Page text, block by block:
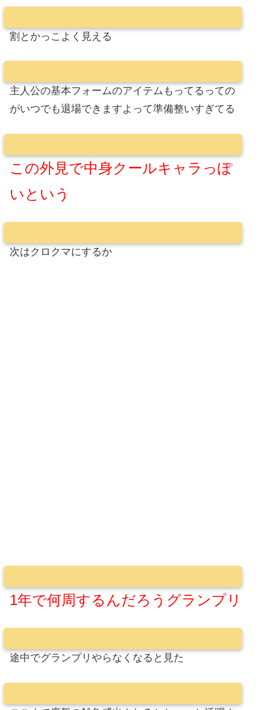
割とかっこよく見える
主人公の基本フォームのアイテムもってるっての
がいつでも退場できますよって準備整いすぎてる
この外見で中身クールキャラっぽ
いという
次はクロクマにするか
1年で何周するんだろうグランプリ
途中でグランプリやらなくなると見た